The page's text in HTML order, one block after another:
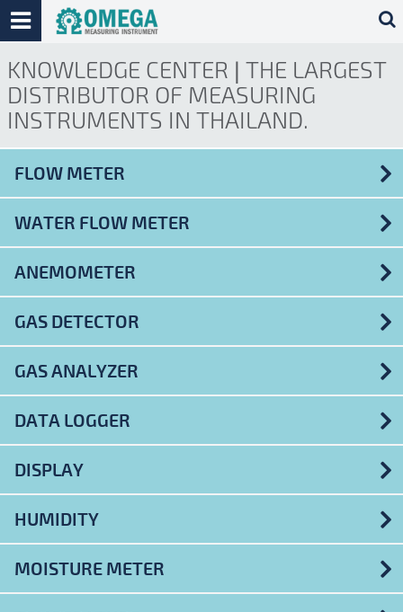
navigation
KNOWLEDGE CENTER | THE LARGEST
DISTRIBUTOR OF MEASURING
INSTRUMENTS IN THAILAND.
FLOW METER
WATER FLOW METER
ANEMOMETER
GAS DETECTOR
GAS ANALYZER
DATA LOGGER
DISPLAY
HUMIDITY
MOISTURE METER